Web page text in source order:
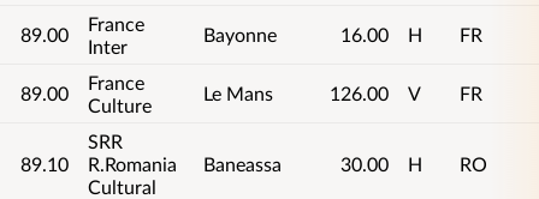
89.00
France
Inter
Bayonne 16.00 H FR
89.00
France
Culture
Le Mans 126.00 V FR
89.10
SRR
R.Romania
Cultural
Baneassa 30.00 H RO